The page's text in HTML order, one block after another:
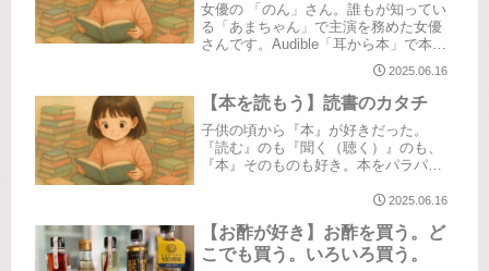
女優の 「のん」さん。誰もが知ってい
る「あまちゃん」で主演を務めた女優
さんです。Audible「耳から本」で本を
読み（聴き）始めてから、様々な作品
と同時に様々なナレーターの方に触れ
ました。本は文字から人物像や顔や声
を想像力でイメージしますが...
2025.06.16
【本を読もう】読書のカタチ
子供の頃から『本』が好きだった。
『読む』のも『聞く（聴く）』のも、
『本』そのものも好き。本をパラパラ
おい”紙質だったり、出版社によって異
選ぶとかよく言うけれど。読みたい...
2025.06.16
【お酢が好き】お酢を買う。ど
こでも買う。いろいろ買う。